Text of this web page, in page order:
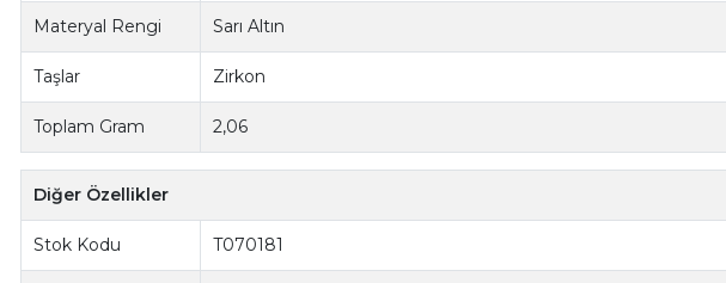
Materyal Rengi Sarı Altın
Taşlar Zirkon
Toplam Gram 2,06
Diğer Özellikler
Stok Kodu T070181